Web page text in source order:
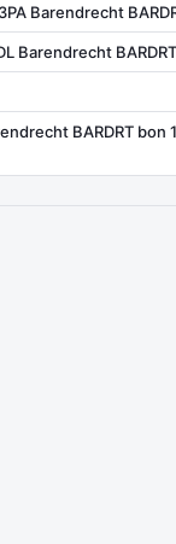
Barendrecht
Barendrecht
BARDRT bon